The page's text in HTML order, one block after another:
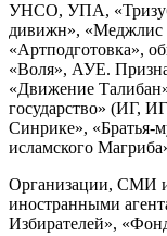
УНСО, УПА,
дивижн», «Меджлис
«Артподготовка»,
«Воля», АУЕ.
«Движение
государство» (ИГ,
Синрике», «Братья-
исламского
Организации, СМИ
иностранными
Избирателей»,